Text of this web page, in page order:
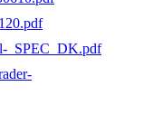
_SPEC_DK.pdf